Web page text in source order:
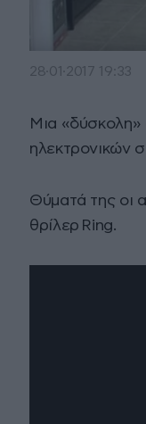
28·01·2017 19:33
Μια
ηλεκτρονικών
Θύματά της οι
θρίλερ Ring.